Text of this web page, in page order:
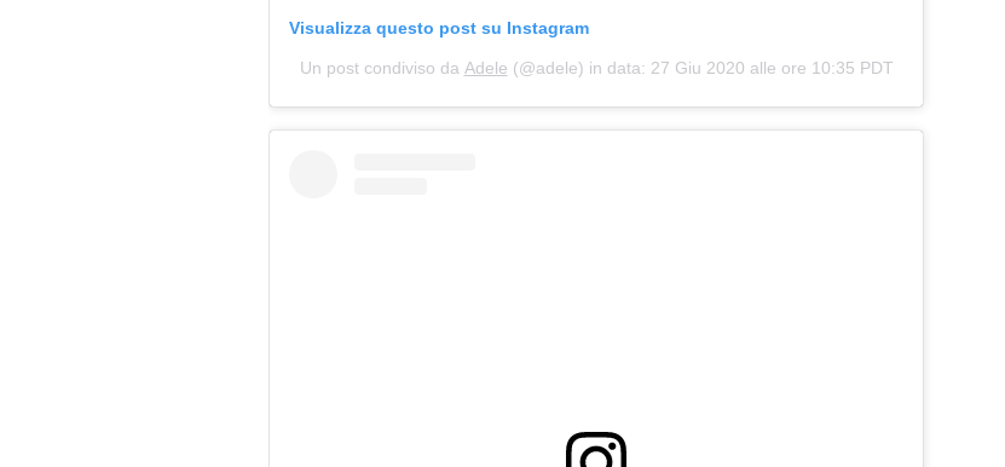
Visualizza questo post su Instagram
Un post condiviso da Adele (@adele) in data: 27 Giu 2020 alle ore 10:35 PDT